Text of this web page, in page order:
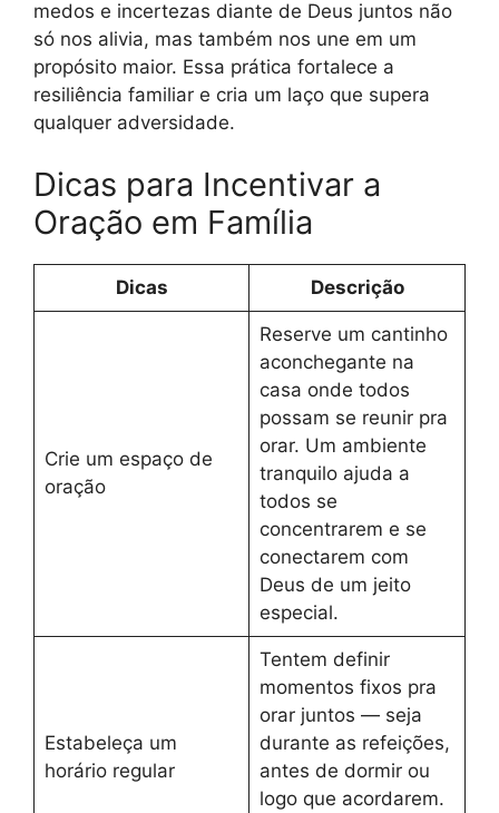
medos e incertezas diante de Deus juntos não
só nos alivia, mas também nos une em um
propósito maior. Essa prática fortalece a
resiliência familiar e cria um laço que supera
qualquer adversidade.
Dicas para Incentivar a
Oração em Família
Dicas Descrição
Crie um espaço de
oração
Reserve um cantinho
aconchegante na
casa onde todos
possam se reunir pra
orar. Um ambiente
tranquilo ajuda a
todos se
concentrarem e se
conectarem com
Deus de um jeito
especial.
Estabeleça um
horário regular
Tentem definir
momentos fixos pra
orar juntos — seja
durante as refeições,
antes de dormir ou
logo que acordarem.